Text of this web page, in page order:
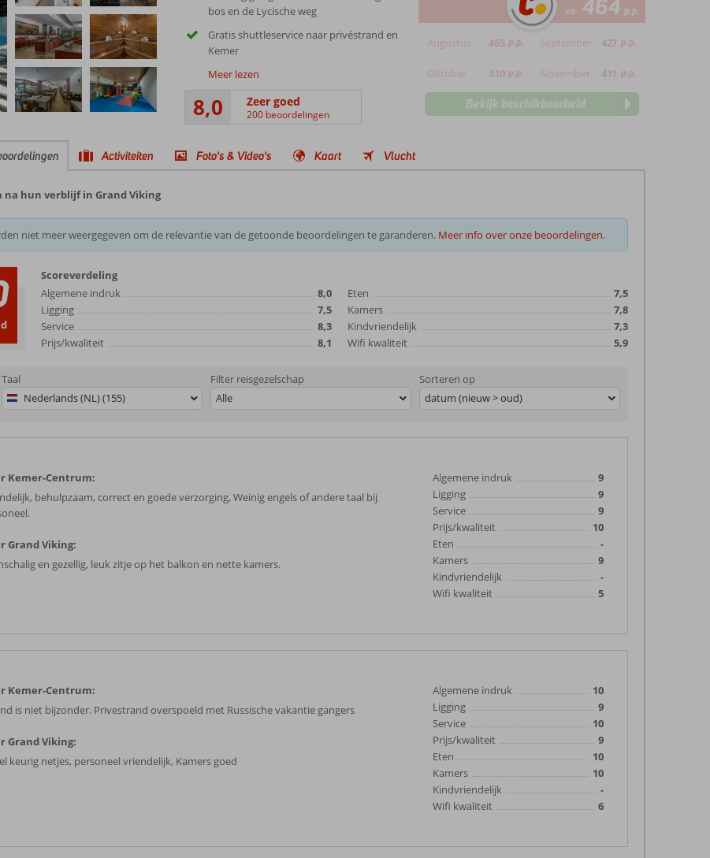
bos en de Lycische weg
Gratis shuttleservice naar privéstrand en
Kemer
Meer lezen
8,0 Zeer goed
200 beoordelingen
va 464 p.p.
Augustus 465 p.p. September 427 p.p.
Oktober 410 p.p. November 411 p.p.
Bekijk beschikbaarheid
Activiteiten Foto's & Video's Kaart Vlucht
na hun verblijf in Grand Viking
niet meer weergegeven om de relevantie van de getoonde beoordelingen te garanderen. Meer info over onze beoordelingen.
Scoreverdeling
Algemene indruk
8,0
Ligging
7,5
Service
8,3
Prijs/kwaliteit
8,1
Eten
7,5
Kamers
7,8
Kindvriendelijk
7,3
Wifi kwaliteit
5,9
Taal
Nederlands (NL) (155)
Filter reisgezelschap
Alle
Sorteren op
datum (nieuw > oud)
Kemer-Centrum:
behulpzaam, correct en goede verzorging, Weinig engels of andere taal bij
Grand Viking:
en gezellig, leuk zitje op het balkon en nette kamers.
Algemene indruk
9
Ligging
9
Service
9
Prijs/kwaliteit
10
Eten
-
Kamers
9
Kindvriendelijk
-
Wifi kwaliteit
5
Kemer-Centrum:
is niet bijzonder. Privestrand overspoeld met Russische vakantie gangers
Grand Viking:
keurig netjes, personeel vriendelijk, Kamers goed
Algemene indruk
10
Ligging
9
Service
10
Prijs/kwaliteit
9
Eten
10
Kamers
10
Kindvriendelijk
-
Wifi kwaliteit
6